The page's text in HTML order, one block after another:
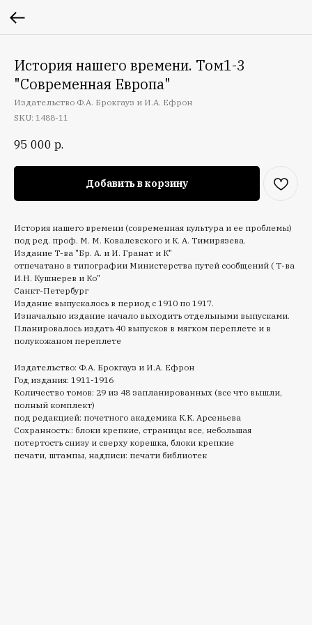
История нашего времени. Том1-3
"Современная Европа"
Издательство Ф.А. Брокгауз и И.А. Ефрон
SKU: 1488-11
95 000 р.
Добавить в корзину
История нашего времени (современная культура и ее проблемы)
под ред. проф. М. М. Ковалевского и К. А. Тимирязева.
Издание Т-ва "Бр. А. и И. Гранат и К"
отпечатано в типографии Министерства путей сообщений ( Т-ва
И.Н. Кушнерев и Ко"
Санкт-Петербург
Издание выпускалось в период с 1910 по 1917.
Изначально издание начало выходить отдельными выпусками.
Планировалось издать 40 выпусков в мягком переплете и в
полукожаном переплете
Издательство: Ф.А. Брокгауз и И.А. Ефрон
Год издания: 1911-1916
Количество томов: 29 из 48 запланированных (все что вышли,
полный комплект)
под редакцией: почетного академика К.К. Арсеньева
Сохранность:: блоки крепкие, страницы все, небольшая
потертость снизу и сверху корешка, блоки крепкие
печати, штампы, надписи: печати библиотек